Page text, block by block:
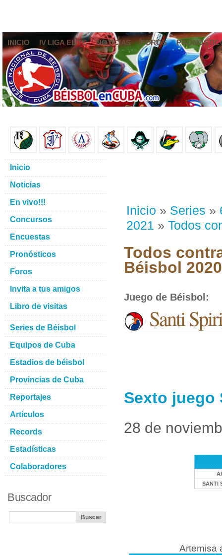
INICIO IV LIGA ELITE NOTICIAS FOROS
Inicio » Series »
2021 » Todos
Todos
Béisbol
Juego de Béisbol :
Santi
Sexto juego
28 de
SANTI
Artemisa
Inicio
Noticias
En vivo!!!
Concursos
Encuestas
Pronósticos
Foros
Invita a tus amigos
Libro de visitas
Series de Béisbol
Equipos de Cuba
Estadios de béisbol
Provincias de Cuba
Reportajes
Artículos
Records
Estadísticas
Colaboradores
Buscador